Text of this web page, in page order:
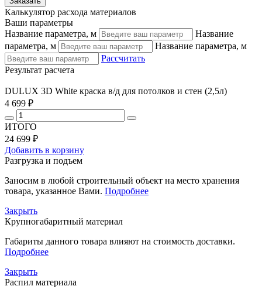
Калькулятор расхода материалов
Ваши параметры
Название параметра, м
Название
параметра, м
Название параметра, м
Рассчитать
Результат расчета
DULUX 3D White краска в/д для потолков и стен (2,5л)
4 699 ₽
ИТОГО
24 699 ₽
Добавить в корзину
Разгрузка и подъем
Заносим в любой строительный объект на место хранения
товара, указанное Вами. Подробнее
Закрыть
Крупногабаритный материал
Габариты данного товара влияют на стоимость доставки.
Подробнее
Закрыть
Распил материала